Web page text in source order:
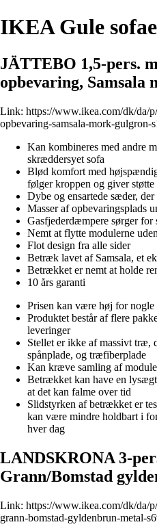
IKEA Gule
JÄTTEBO 1,5-pers.
opbevaring, Samsala
Link: https://www.ikea.com/dk/da/
opbevaring-samsala-mork-gulgron-
Kan kombineres med andre
skræddersyet sofa
Blød komfort med
følger kroppen og giver støtte
Dybe og ensartede sæder,
Masser af opbevaringsplads
Gasfjederdæmpere sørger
Nemt at flytte modulerne
Flot design fra alle sider
Betræk lavet af Samsala, et
Betrækket er nemt at holde
10 års garanti
Prisen kan være høj for nogle
Produktet består af flere
leveringer
Stellet er ikke af massivt træ,
spånplade, og træfiberplade
Kan kræve samling af
Betrækket kan have en
at det kan falme over tid
Slidstyrken af betrækket er
kan være mindre holdbart i
hver dag
LANDSKRONA 3-
Grann/Bomstad
Link: https://www.ikea.com/dk/da/
grann-bomstad-gyldenbrun-metal-